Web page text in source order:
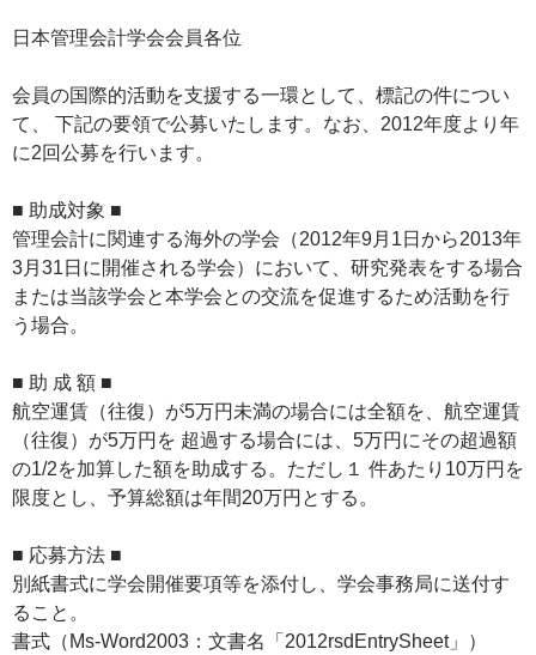
日本管理会計学会会員各位
会員の国際的活動を支援する一環として、標記の件につい
て、 下記の要領で公募いたします。なお、2012年度より年
に2回公募を行います。
■ 助成対象 ■
管理会計に関連する海外の学会（2012年9月1日から2013年
3月31日に開催される学会）において、研究発表をする場合
または当該学会と本学会との交流を促進するため活動を行
う場合。
■ 助 成 額 ■
航空運賃（往復）が5万円未満の場合には全額を、航空運賃
（往復）が5万円を 超過する場合には、5万円にその超過額
の1/2を加算した額を助成する。ただし１ 件あたり10万円を
限度とし、予算総額は年間20万円とする。
■ 応募方法 ■
別紙書式に学会開催要項等を添付し、学会事務局に送付す
ること。
書式（Ms-Word2003：文書名「2012rsdEntrySheet」）